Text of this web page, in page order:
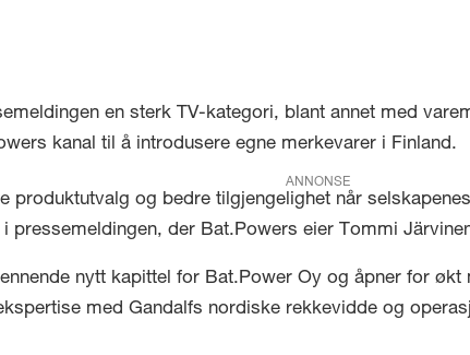
en sterk TV-kategori, blant annet med
kanal til å introdusere egne merkevarer i Finland.
ANNONSE
produktutvalg og bedre tilgjengelighet når
pressemeldingen, der Bat.Powers eier Tommi
nytt kapittel for Bat.Power Oy og åpner for
med Gandalfs nordiske rekkevidde og